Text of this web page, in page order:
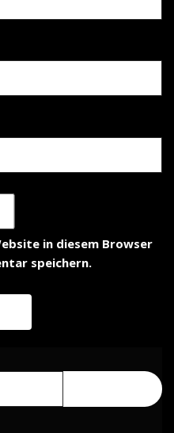
in diesem Browser
speichern.